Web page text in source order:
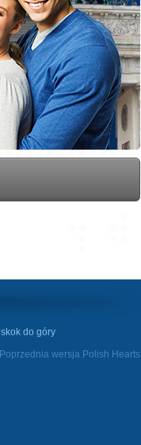
skok do góry
Poprzednia wersja Polish Hearts